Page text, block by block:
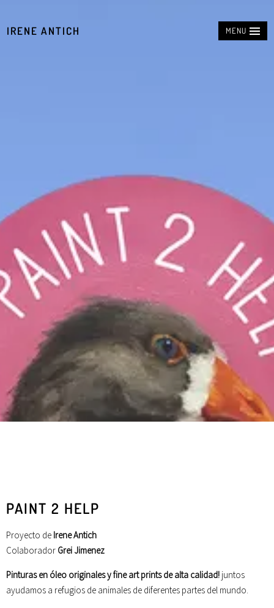
MENU
IRENE ANTICH
PAINT 2 HELP
Proyecto de Irene Antich
Colaborador Grei Jimenez
Pinturas en óleo originales y fine art prints de alta calidad! juntos
ayudamos a refugios de animales de diferentes partes del mundo.